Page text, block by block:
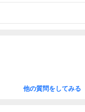
他の質問をしてみる